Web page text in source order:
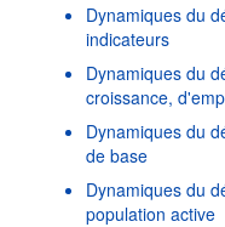
Dynamiques du
indicateurs
Dynamiques du
croissance,
Dynamiques du
de base
Dynamiques du
population active